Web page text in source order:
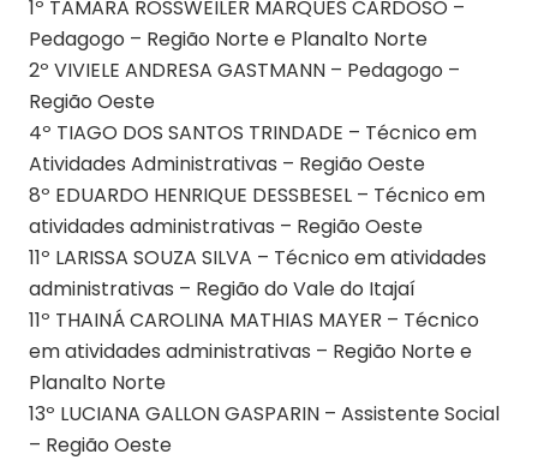
1º TAMARA ROSSWEILER MARQUES CARDOSO –
Pedagogo – Região Norte e Planalto Norte
2º VIVIELE ANDRESA GASTMANN – Pedagogo –
Região Oeste
4º TIAGO DOS SANTOS TRINDADE – Técnico em
Atividades Administrativas – Região Oeste
8º EDUARDO HENRIQUE DESSBESEL – Técnico em
atividades administrativas – Região Oeste
11º LARISSA SOUZA SILVA – Técnico em atividades
administrativas – Região do Vale do Itajaí
11º THAINÁ CAROLINA MATHIAS MAYER – Técnico
em atividades administrativas – Região Norte e
Planalto Norte
13º LUCIANA GALLON GASPARIN – Assistente Social
– Região Oeste